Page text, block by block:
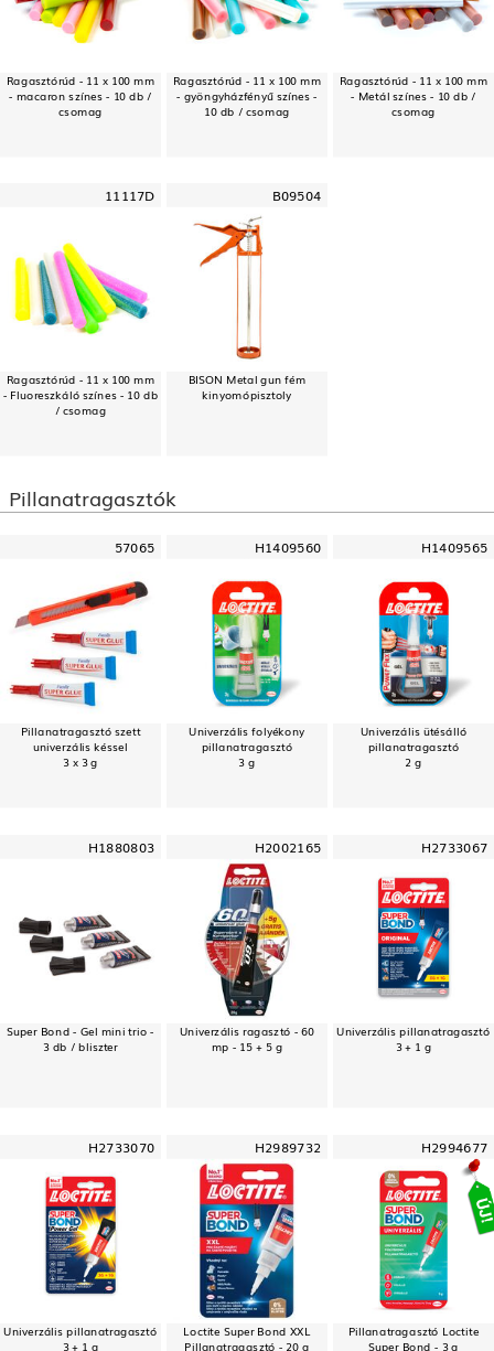
Ragasztórúd - 11 x 100 mm
- macaron színes - 10 db /
csomag
Ragasztórúd - 11 x 100 mm
- gyöngyházfényű színes -
10 db / csomag
Ragasztórúd - 11 x 100 mm
- Metál színes - 10 db /
csomag
11117D
Ragasztórúd - 11 x 100 mm
- Fluoreszkáló színes - 10 db
/ csomag
B09504
BISON Metal gun fém
kinyomópisztoly
Pillanatragasztók
57065
Pillanatragasztó szett
univerzális késsel
3 x 3 g
H1409560
Univerzális folyékony
pillanatragasztó
3 g
H1409565
Univerzális ütésálló
pillanatragasztó
2 g
H1880803
Super Bond - Gel mini trio -
3 db / bliszter
H2002165
Univerzális ragasztó - 60
mp - 15 + 5 g
H2733067
Univerzális pillanatragasztó
3 + 1 g
H2733070
Univerzális pillanatragasztó
3 + 1 g
H2989732
Loctite Super Bond XXL
Pillanatragasztó - 20 g
H2994677
Pillanatragasztó Loctite
Super Bond - 3 g